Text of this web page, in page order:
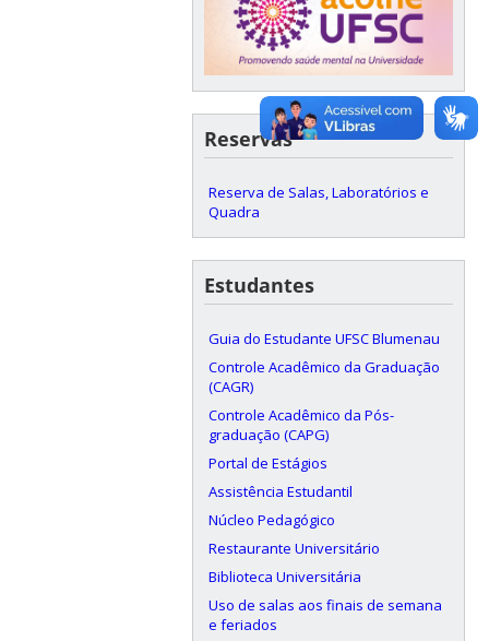
Reservas
Reserva de Salas, Laboratórios e
Quadra
Estudantes
Guia do Estudante UFSC Blumenau
Controle Acadêmico da Graduação
(CAGR)
Controle Acadêmico da Pós-
graduação (CAPG)
Portal de Estágios
Assistência Estudantil
Núcleo Pedagógico
Restaurante Universitário
Biblioteca Universitária
Uso de salas aos finais de semana
e feriados